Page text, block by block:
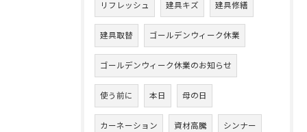
リフレッシュ 建具キズ 建具修繕
建具取替 ゴールデンウィーク休業
ゴールデンウィーク休業のお知らせ
使う前に 本日 母の日
カーネーション 資材高騰 シンナー